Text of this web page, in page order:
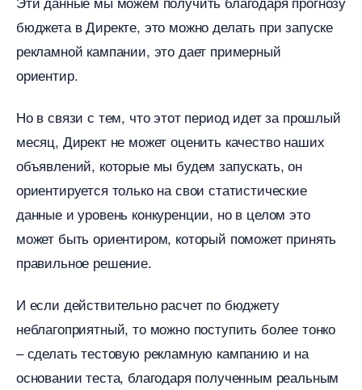
юджета в Директе, это можно делать при запуске
рекламной кампании, это дает примерный
ориентир.
Но в связи с тем, что этот период идет за прошлый
месяц, Директ не может оценить качество наших
объявлений, которые мы будем запускать, он
ориентируется только на свои статистические
данные и уровень конкуренции, но в целом это
может быть ориентиром, который поможет принять
правильное решение.
И если действительно расчет по бюджету
неблагоприятный, то можно поступить более тонко
– сделать тестовую рекламную кампанию и на
основании теста, благодаря полученным реальным